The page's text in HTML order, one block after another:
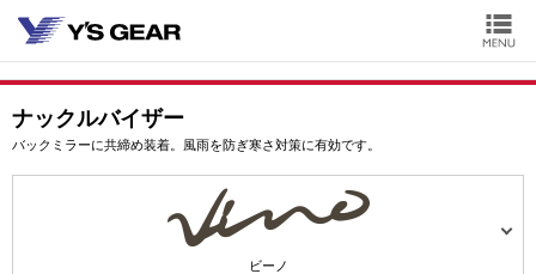
ナックルバイザー
バックミラーに共締め装着。風雨を防ぎ寒さ対策に有効です。
ビーノ